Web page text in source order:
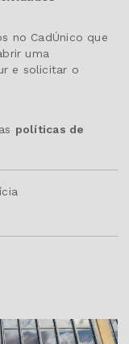
no CadÚnico que
uma
e solicitar o
políticas de